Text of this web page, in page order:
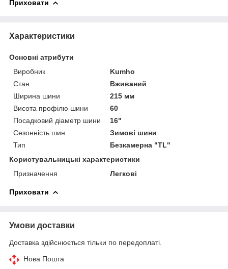
Приховати
Характеристики
Основні атрибути
Виробник
Kumho
Стан
Вживаний
Ширина шини
215 мм
Висота профілю шини
60
Посадковий діаметр шини
16"
Сезонність шин
Зимові шини
Тип
Безкамерна "TL"
Користувальницькі характеристики
Призначення
Легкові
Приховати
Умови доставки
Доставка здійснюється тільки по передоплаті.
Нова Пошта